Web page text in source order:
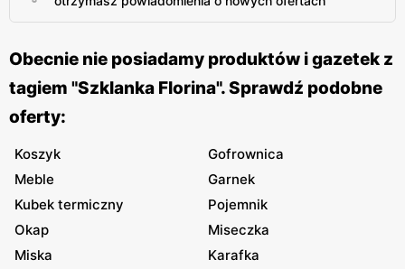
Obecnie nie posiadamy produktów i gazetek z
tagiem "Szklanka Florina". Sprawdź podobne
oferty:
Koszyk
Gofrownica
Meble
Garnek
Kubek termiczny
Pojemnik
Okap
Miseczka
Miska
Karafka